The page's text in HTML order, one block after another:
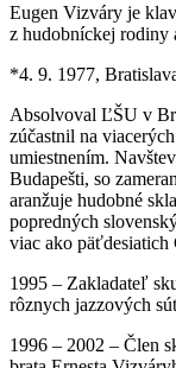
Eugen Vizváry je
z hudobníckej rodiny
*4. 9. 1977,
Absolvoval ĽŠU v
zúčastnil na
umiestnením.
Budapešti, so
aranžuje hudobné
popredných
viac ako päťdesiatich
1995 – Zakladateľ
rôznych jazzových
1996 – 2002 – Člen